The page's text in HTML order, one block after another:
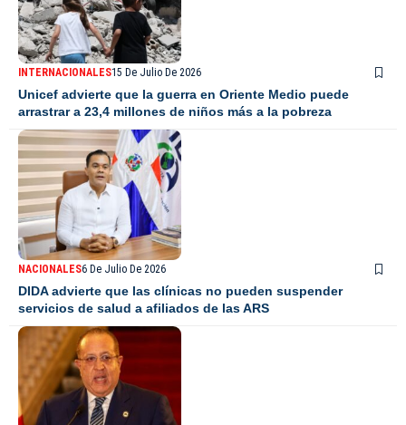
INTERNACIONALES15 De Julio De 2026
Unicef advierte que la guerra en Oriente Medio puede
arrastrar a 23,4 millones de niños más a la pobreza
NACIONALES6 De Julio De 2026
DIDA advierte que las clínicas no pueden suspender
servicios de salud a afiliados de las ARS